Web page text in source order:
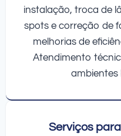
instalação, troca de
spots e correção de
melhorias de
Atendimento
ambientes
Serviços